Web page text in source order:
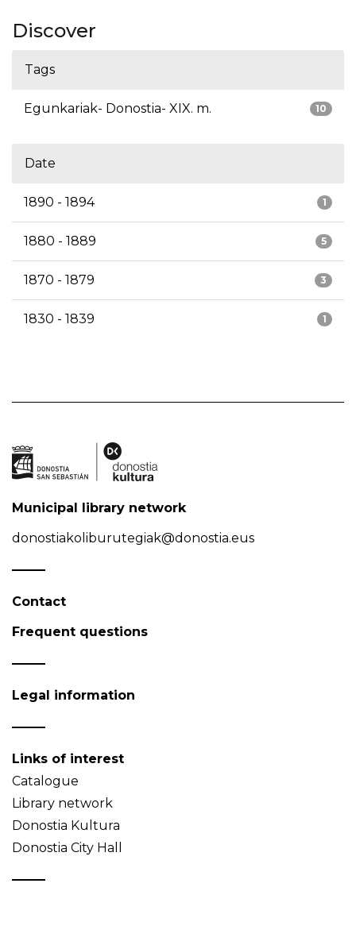
Discover
Tags
10
Egunkariak- Donostia- XIX. m.
Date
1
1890 - 1894
5
1880 - 1889
3
1870 - 1879
1
1830 - 1839
Municipal library network
donostiakoliburutegiak@donostia.eus
Contact
Frequent questions
Legal information
Links of interest
Catalogue
Library network
Donostia Kultura
Donostia City Hall